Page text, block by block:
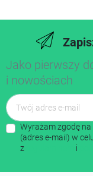
Jako pierwszy
i nowościach
Wyrażam zgodę
(adres e-mail) w
z
i